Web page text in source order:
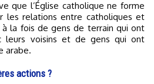
que l’Église catholique ne forme
les relations entre catholiques et
à la fois de gens de terrain qui ont
leurs voisins et de gens qui ont
arabe.
actions ?